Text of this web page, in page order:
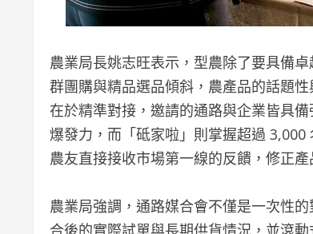
農業局長姚志旺表示，型農除了要具備
群團購與精品選品傾斜，農產品的話題
在於精準對接，邀請的通路與企業皆具
爆發力，而「砥家啦」則掌握超過
農友直接接收市場第一線的反饋，修正
農業局強調，通路媒合會不僅是一次性
合後的實際試單與長期供貨情況，並滾